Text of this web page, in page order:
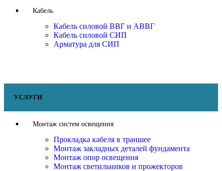
Кабель
Кабель силовой ВВГ и АВВГ
Кабель силовой СИП
Арматура для СИП
УСЛУГИ
Монтаж систем освещения
Прокладка кабеля в траншее
Монтаж закладных деталей фундамента
Монтаж опор освещения
Монтаж светильников и прожекторов